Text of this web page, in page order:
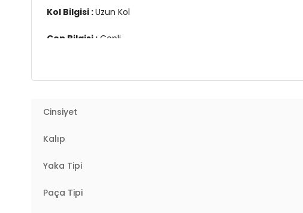
Kol Bilgisi :Uzun Kol
Cep Bilgisi : Cepli
Manken Ölçüsü : Boy : 1.76 cm / Göğüs : 83 cm / Bel : 62
Üretim Yeri :
Cinsiyet
Kalıp
Yaka Tipi
Paça Tipi